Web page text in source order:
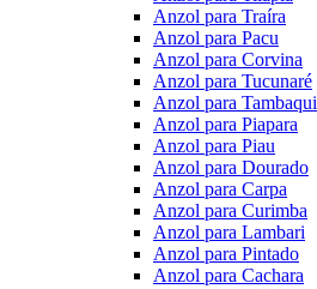
Anzol para Traíra
Anzol para Pacu
Anzol para Corvina
Anzol para Tucunaré
Anzol para Tambaqui
Anzol para Piapara
Anzol para Piau
Anzol para Dourado
Anzol para Carpa
Anzol para Curimba
Anzol para Lambari
Anzol para Pintado
Anzol para Cachara